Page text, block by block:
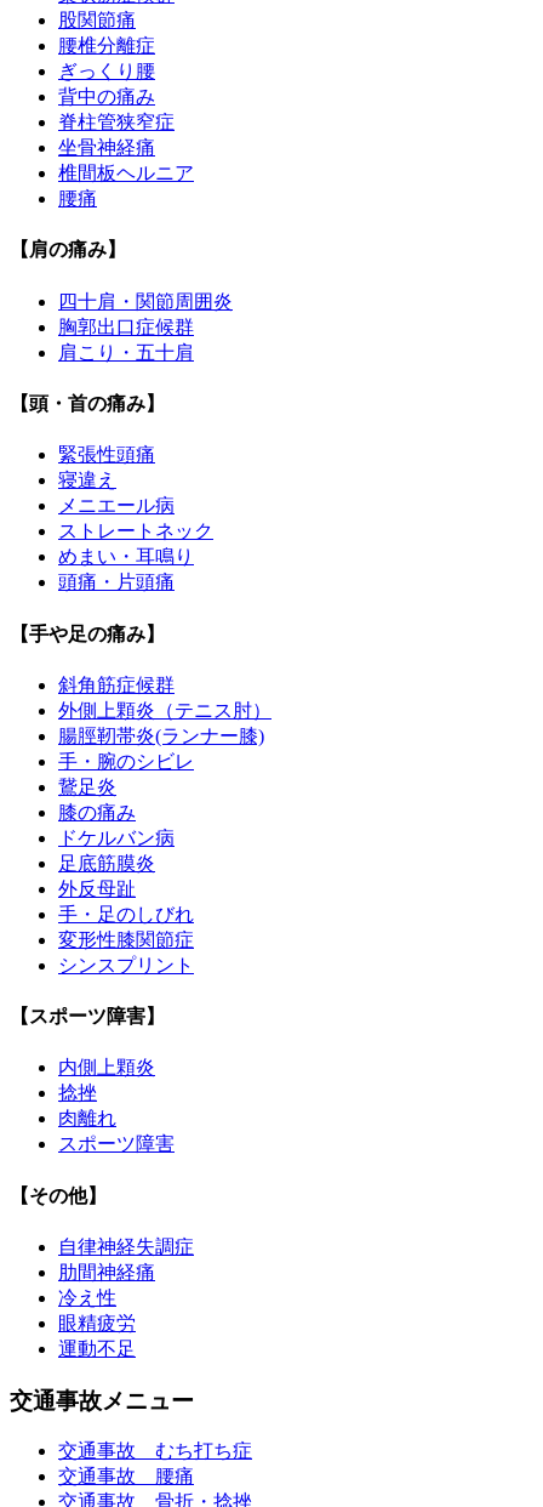
股関節痛
腰椎分離症
ぎっくり腰
背中の痛み
脊柱管狭窄症
坐骨神経痛
椎間板ヘルニア
腰痛
【肩の痛み】
四十肩・関節周囲炎
胸郭出口症候群
肩こり・五十肩
【頭・首の痛み】
緊張性頭痛
寝違え
メニエール病
ストレートネック
めまい・耳鳴り
頭痛・片頭痛
【手や足の痛み】
斜角筋症候群
外側上顆炎（テニス肘）
腸脛靭帯炎(ランナー膝)
手・腕のシビレ
鵞足炎
膝の痛み
ドケルバン病
足底筋膜炎
外反母趾
手・足のしびれ
変形性膝関節症
シンスプリント
【スポーツ障害】
内側上顆炎
捻挫
肉離れ
スポーツ障害
【その他】
自律神経失調症
肋間神経痛
冷え性
眼精疲労
運動不足
交通事故メニュー
交通事故 むち打ち症
交通事故 腰痛
交通事故 骨折・捻挫